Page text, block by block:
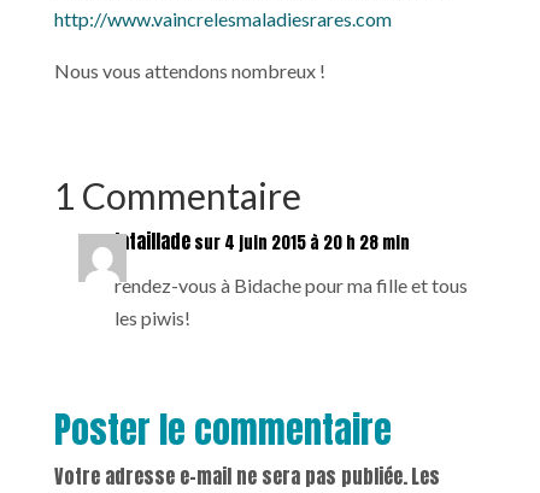
http://www.vaincrelesmaladiesrares.com
Nous vous attendons nombreux !
1 Commentaire
lataillade sur 4 juin 2015 à 20 h 28 min
rendez-vous à Bidache pour ma fille et tous
les piwis!
Poster le commentaire
Votre adresse e-mail ne sera pas publiée.Les